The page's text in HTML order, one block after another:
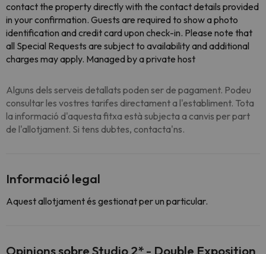
contact the property directly with the contact details provided
in your confirmation. Guests are required to show a photo
identification and credit card upon check-in. Please note that
all Special Requests are subject to availability and additional
charges may apply. Managed by a private host
Alguns dels serveis detallats poden ser de pagament. Podeu
consultar les vostres tarifes directament a l'establiment. Tota
la informació d'aquesta fitxa està subjecta a canvis per part
de l'allotjament. Si tens dubtes, contacta'ns.
Informació legal
Aquest allotjament és gestionat per un particular.
Opinions sobre Studio 2* - Double Exposition